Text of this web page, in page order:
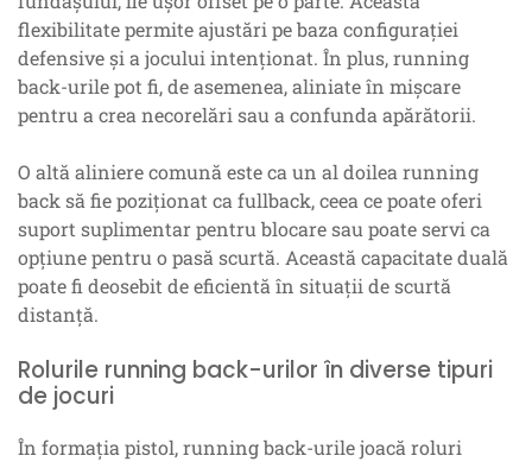
flexibilitate permite ajustări pe baza configurației
defensive și a jocului intenționat. În plus, running
back-urile pot fi, de asemenea, aliniate în mișcare
pentru a crea necorelări sau a confunda apărătorii.
O altă aliniere comună este ca un al doilea running
back să fie poziționat ca fullback, ceea ce poate oferi
suport suplimentar pentru blocare sau poate servi ca
opțiune pentru o pasă scurtă. Această capacitate duală
poate fi deosebit de eficientă în situații de scurtă
distanță.
Rolurile running back-urilor în diverse tipuri
de jocuri
În formația pistol, running back-urile joacă roluri